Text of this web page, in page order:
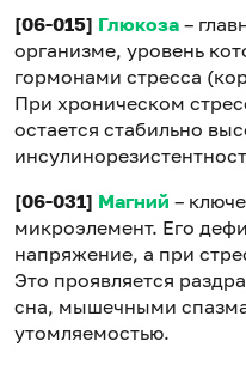
[06-015] Глюкоза –
организме, уровень
гормонами стресса
При хроническом
остается стабильно
[06-031] Магний –
микроэлемент. Его
напряжение, а при
Это проявляется
сна, мышечными
утомляемостью.